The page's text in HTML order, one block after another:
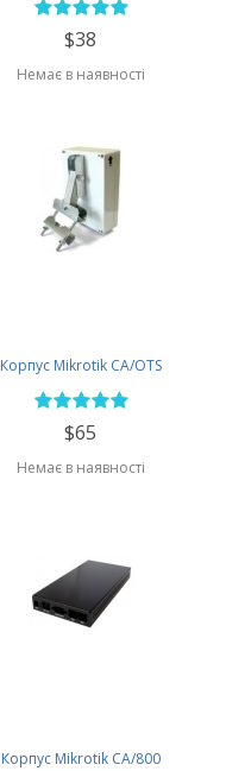
$38
Немає в наявності
Корпус Mikrotik CA/OTS
$65
Немає в наявності
Корпус Mikrotik CA/800